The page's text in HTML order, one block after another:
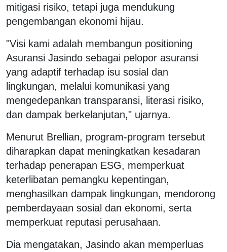
mitigasi risiko, tetapi juga mendukung
pengembangan ekonomi hijau.
"Visi kami adalah membangun positioning
Asuransi Jasindo sebagai pelopor asuransi
yang adaptif terhadap isu sosial dan
lingkungan, melalui komunikasi yang
mengedepankan transparansi, literasi risiko,
dan dampak berkelanjutan," ujarnya.
Menurut Brellian, program-program tersebut
diharapkan dapat meningkatkan kesadaran
terhadap penerapan ESG, memperkuat
keterlibatan pemangku kepentingan,
menghasilkan dampak lingkungan, mendorong
pemberdayaan sosial dan ekonomi, serta
memperkuat reputasi perusahaan.
Dia mengatakan, Jasindo akan memperluas